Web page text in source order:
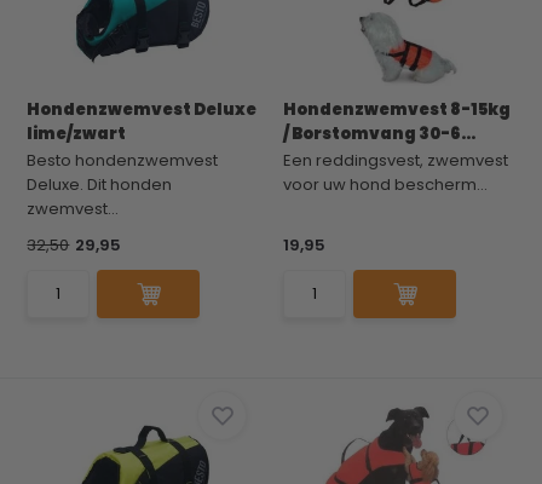
Hondenzwemvest Deluxe
lime/zwart
Besto hondenzwemvest
Deluxe. Dit honden
zwemvest...
32,50 29,95
Hondenzwemvest 8-15kg
/ Borstomvang 30-6...
Een reddingsvest, zwemvest
voor uw hond bescherm...
19,95